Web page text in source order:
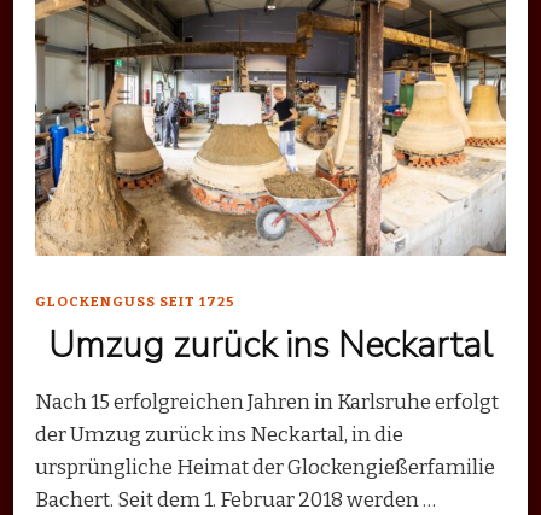
GLOCKENGUSS SEIT 1725
Umzug zurück ins Neckartal
Nach 15 erfolgreichen Jahren in Karlsruhe erfolgt
der Umzug zurück ins Neckartal, in die
ursprüngliche Heimat der Glockengießerfamilie
Bachert. Seit dem 1. Februar 2018 werden …